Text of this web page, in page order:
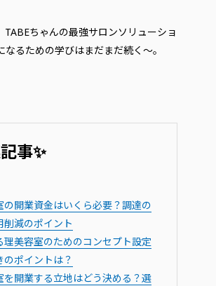
TABEちゃんの最強サロンソリューショ
なるための学びはまだまだ続く～。
事✨
の開業資金はいくら必要？調達の
削減のポイント
理美容室のためのコンセプト設定
のポイントは？
を開業する立地はどう決める？選